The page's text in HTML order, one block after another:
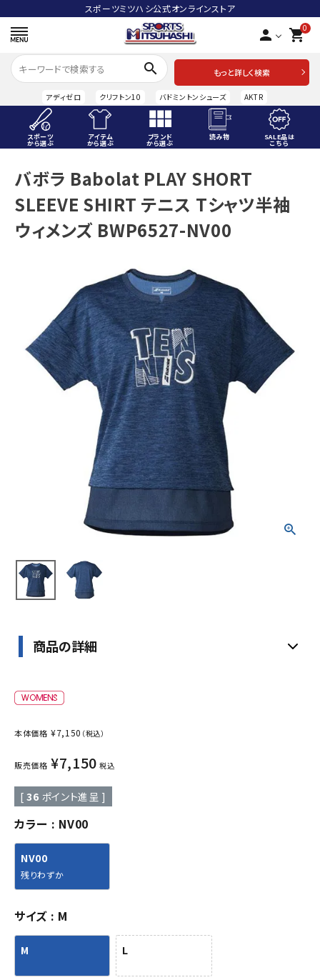
スポーツミツハシ公式オンラインストア
person 0
shopping_cart
search
もっと詳しく検索
アディゼロ クリフトン10 バドミントンシューズ AKTR
スポーツ
から選ぶ
アイテム
から選ぶ
ブランド
から選ぶ
読み物 SALE品は
こちら
ACCOUNT MENU
ようこそ ゲスト 様
meeting_room ログイン person 会員登録
アイテムから選ぶ
ブランドから選ぶ
SALE品はこちら
バボラ Babolat PLAY SHORT
SLEEVE SHIRT テニス Tシャツ半袖
ウィメンズ BWP6527-NV00
商品の詳細
本体価格 ¥7,150 （税込）
販売価格 ¥7,150 税込
[ 36 ポイント進呈 ]
カラー NV00
NV00
残りわずか
サイズ M
M L